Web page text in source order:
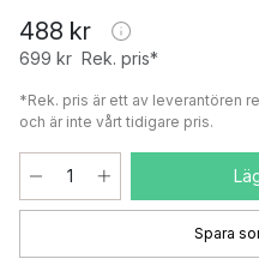
488 kr
699 kr Rek. pris*
*Rek. pris är ett av leverantören
och är inte vårt tidigare pris.
Spara